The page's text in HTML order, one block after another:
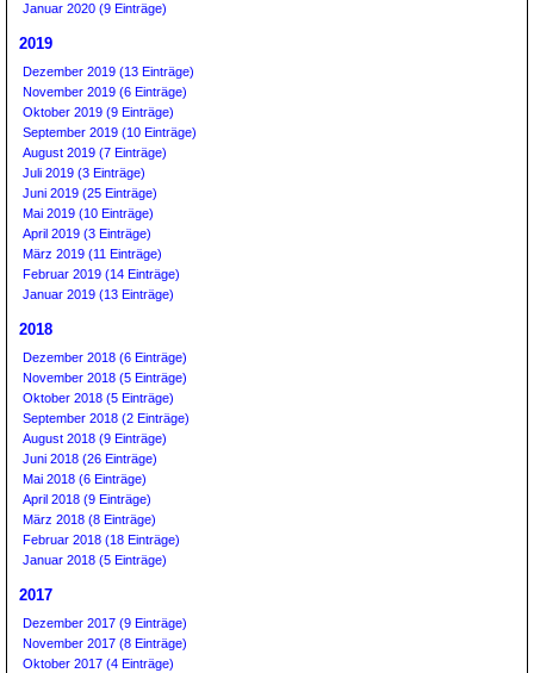
Januar 2020 (9 Einträge)
2019
Dezember 2019 (13 Einträge)
November 2019 (6 Einträge)
Oktober 2019 (9 Einträge)
September 2019 (10 Einträge)
August 2019 (7 Einträge)
Juli 2019 (3 Einträge)
Juni 2019 (25 Einträge)
Mai 2019 (10 Einträge)
April 2019 (3 Einträge)
März 2019 (11 Einträge)
Februar 2019 (14 Einträge)
Januar 2019 (13 Einträge)
2018
Dezember 2018 (6 Einträge)
November 2018 (5 Einträge)
Oktober 2018 (5 Einträge)
September 2018 (2 Einträge)
August 2018 (9 Einträge)
Juni 2018 (26 Einträge)
Mai 2018 (6 Einträge)
April 2018 (9 Einträge)
März 2018 (8 Einträge)
Februar 2018 (18 Einträge)
Januar 2018 (5 Einträge)
2017
Dezember 2017 (9 Einträge)
November 2017 (8 Einträge)
Oktober 2017 (4 Einträge)